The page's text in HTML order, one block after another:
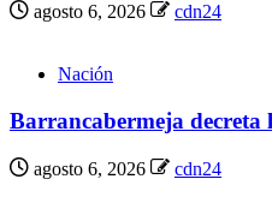
agosto 6, 2026 cdn24
Nación
Barrancabermeja decreta
agosto 6, 2026 cdn24